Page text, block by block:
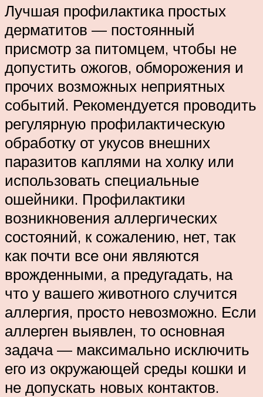
Лучшая профилактика простых
дерматитов — постоянный
присмотр за питомцем, чтобы не
допустить ожогов, обморожения и
прочих возможных неприятных
событий. Рекомендуется проводить
регулярную профилактическую
обработку от укусов внешних
паразитов каплями на холку или
использовать специальные
ошейники. Профилактики
возникновения аллергических
состояний, к сожалению, нет, так
как почти все они являются
врожденными, а предугадать, на
что у вашего животного случится
аллергия, просто невозможно. Если
аллерген выявлен, то основная
задача — максимально исключить
его из окружающей среды кошки и
не допускать новых контактов.